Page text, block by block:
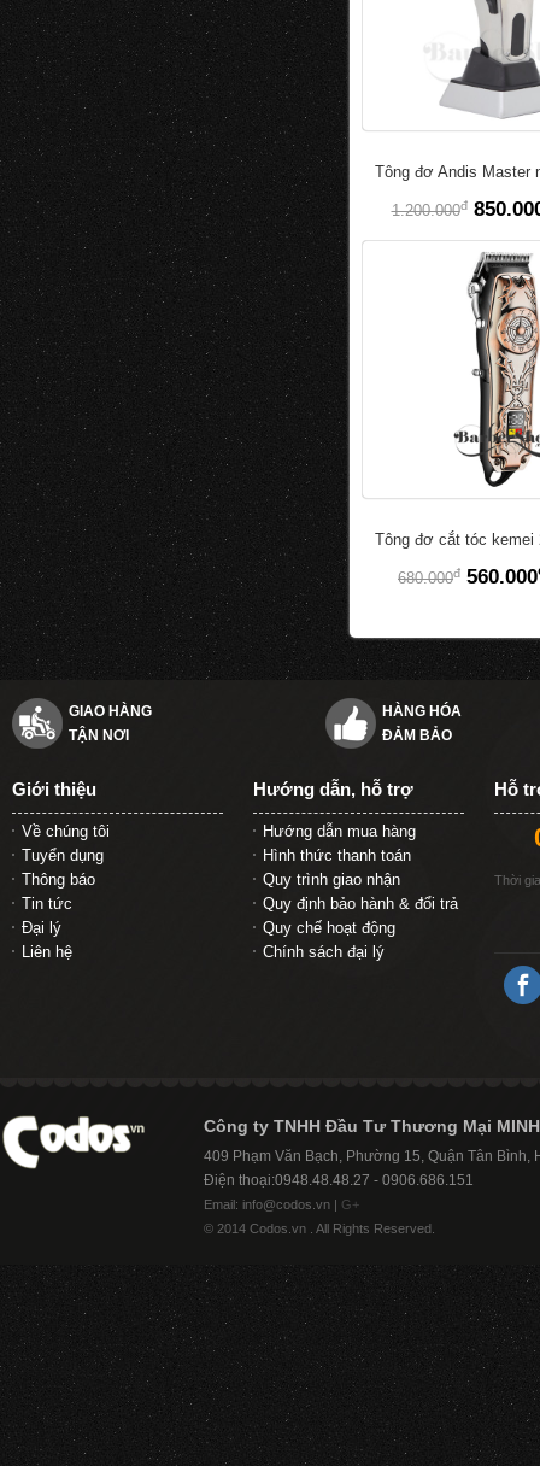
Tông đơ Andis Master
1.200.000đ
Tông đơ cắt tóc kemei
680.000đ 560.000
GIAO HÀNG
TẬN NƠI
HÀNG HÓA
ĐẢM BẢO
Giới thiệu
Về chúng tôi
Tuyển dụng
Thông báo
Tin tức
Đại lý
Liên hệ
Hướng dẫn, hỗ trợ
Hướng dẫn mua hàng
Hình thức thanh toán
Quy trình giao nhận
Quy định bảo hành & đổi trả
Quy chế hoạt động
Chính sách đại lý
Hỗ
Thời
Công ty TNHH Đầu Tư Thương Mại
409 Phạm Văn Bạch, Phường 15, Quận Tân Bình,
Điện thoại:0948.48.48.27 - 0906.686.151
Email: info@codos.vn | G+
© 2014 Codos.vn . All Rights Reserved.